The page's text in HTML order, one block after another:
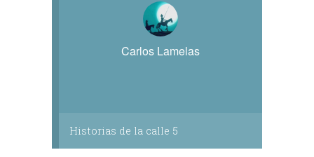
Carlos Lamelas
Historias de la calle 5